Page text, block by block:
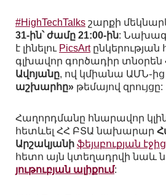
#HighTechTalks շարքի
31-ին՝ ժամը 21:00-ին:
է լինելու PicsArtընկերության
գլխավոր գործադիր տնօրեն
Ավոյանը, ով կմիանա
աշխարհը» թեմայով զրույցը:
Հաղորդմանը հնարավոր
հետևել ՀՀ ԲՏԱ նախարար
Արշակյանի ֆեյսբուքյան
հետո այն կտեղադրվի նաև
յութուբյան ալիքում: